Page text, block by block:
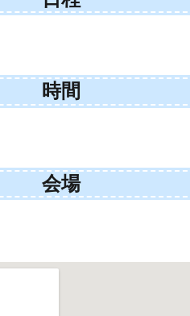
時間
会場